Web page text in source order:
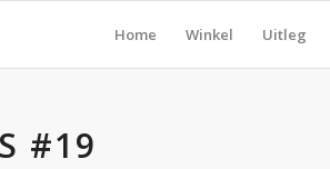
Home Winkel Uitleg
#19